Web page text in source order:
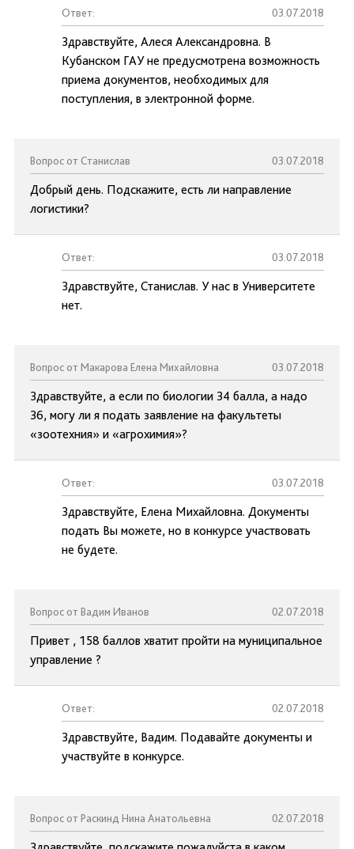
Ответ: 03.07.2018
Здравствуйте, Алеся Александровна. В
Кубанском ГАУ не предусмотрена возможность
приема документов, необходимых для
поступления, в электронной форме.
Вопрос от Станислав 03.07.2018
Добрый день. Подскажите, есть ли направление
логистики?
Ответ: 03.07.2018
Здравствуйте, Станислав. У нас в Университете
нет.
Вопрос от Макарова Елена Михайловна 03.07.2018
Здравствуйте, а если по биологии 34 балла, а надо
36, могу ли я подать заявление на факультеты
«зоотехния» и «агрохимия»?
Ответ: 03.07.2018
Здравствуйте, Елена Михайловна. Документы
подать Вы можете, но в конкурсе участвовать
не будете.
Вопрос от Вадим Иванов 02.07.2018
Привет , 158 баллов хватит пройти на муниципальное
управление ?
Ответ: 02.07.2018
Здравствуйте, Вадим. Подавайте документы и
участвуйте в конкурсе.
Вопрос от Раскинд Нина Анатольевна 02.07.2018